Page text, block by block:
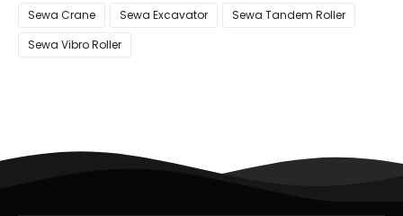
Sewa Crane
Sewa Excavator
Sewa Tandem Roller
Sewa Vibro Roller